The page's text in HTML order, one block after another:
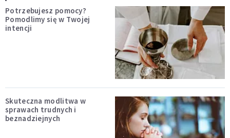
Potrzebujesz pomocy?
Pomodlimy się w Twojej
intencji
Skuteczna modlitwa w
sprawach trudnych i
beznadziejnych